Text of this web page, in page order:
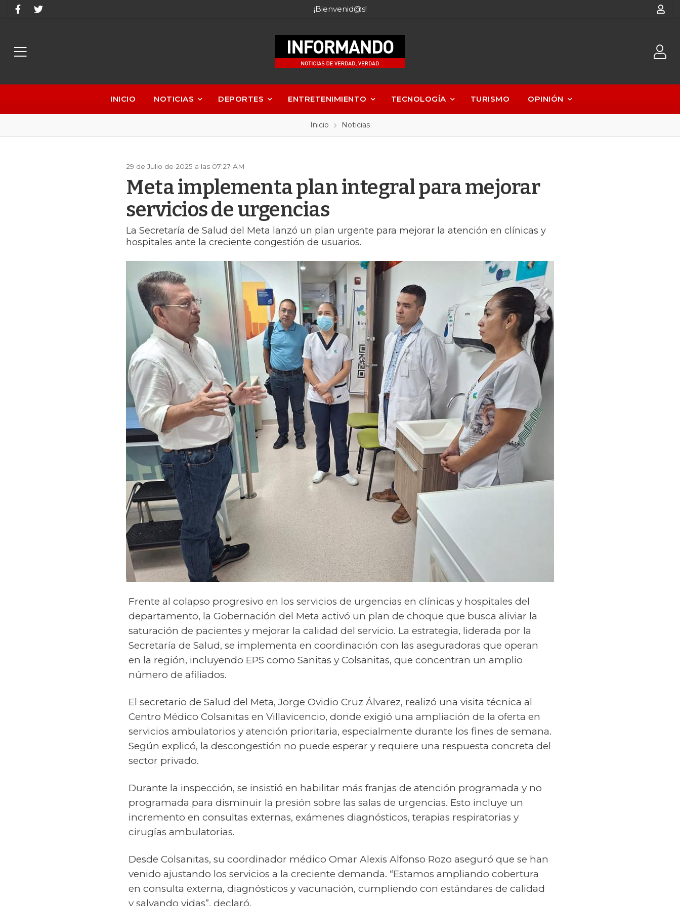
¡Bienvenid@s!
INICIO NOTICIAS DEPORTES ENTRETENIMIENTO TECNOLOGÍA TURISMO OPINIÓN
Inicio Noticias
29 de Julio de 2025 a las 07:27 AM
Meta implementa plan integral para mejorar
servicios de urgencias
La Secretaría de Salud del Meta lanzó un plan urgente para mejorar la atención en clínicas y
hospitales ante la creciente congestión de usuarios.
Frente al colapso progresivo en los servicios de urgencias en clínicas y hospitales del
departamento, la Gobernación del Meta activó un plan de choque que busca aliviar la
saturación de pacientes y mejorar la calidad del servicio. La estrategia, liderada por la
Secretaría de Salud, se implementa en coordinación con las aseguradoras que operan
en la región, incluyendo EPS como Sanitas y Colsanitas, que concentran un amplio
número de afiliados.
El secretario de Salud del Meta, Jorge Ovidio Cruz Álvarez, realizó una visita técnica al
Centro Médico Colsanitas en Villavicencio, donde exigió una ampliación de la oferta en
servicios ambulatorios y atención prioritaria, especialmente durante los fines de semana.
Según explicó, la descongestión no puede esperar y requiere una respuesta concreta del
sector privado.
Durante la inspección, se insistió en habilitar más franjas de atención programada y no
programada para disminuir la presión sobre las salas de urgencias. Esto incluye un
incremento en consultas externas, exámenes diagnósticos, terapias respiratorias y
cirugías ambulatorias.
Desde Colsanitas, su coordinador médico Omar Alexis Alfonso Rozo aseguró que se han
venido ajustando los servicios a la creciente demanda. “Estamos ampliando cobertura
en consulta externa, diagnósticos y vacunación, cumpliendo con estándares de calidad
y salvando vidas”, declaró.